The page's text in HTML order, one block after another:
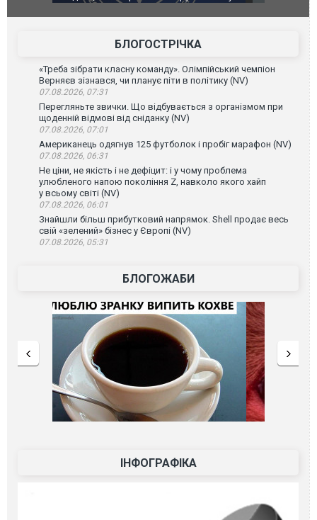
атаку. ВІДЕО
БЛОГОСТРІЧКА
«Треба зібрати класну команду». Олімпійський чемпіон
Верняєв зізнався, чи планує піти в політику (NV)
07.08.2026, 07:31
Перегляньте звички. Що відбувається з організмом при
щоденній відмові від сніданку (NV)
07.08.2026, 07:01
Американець одягнув 125 футболок і пробіг марафон (NV)
07.08.2026, 06:31
Не ціни, не якість і не дефіцит: і у чому проблема
улюбленого напою покоління Z, навколо якого хайп
у всьому світі (NV)
07.08.2026, 06:01
Знайшли більш прибутковий напрямок. Shell продає весь
свій «зелений» бізнес у Європі (NV)
07.08.2026, 05:31
БЛОГОЖАБИ
ІНФОГРАФІКА